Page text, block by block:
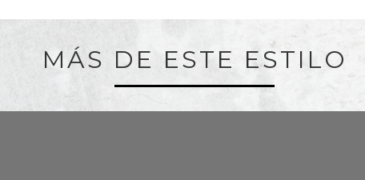
MÁS DE ESTE ESTILO